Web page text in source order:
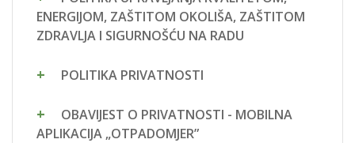
ENERGIJOM, ZAŠTITOM OKOLIŠA, ZAŠTITOM
ZDRAVLJA I SIGURNOŠĆU NA RADU
POLITIKA PRIVATNOSTI
OBAVIJEST O PRIVATNOSTI - MOBILNA
APLIKACIJA „OTPADOMJER”